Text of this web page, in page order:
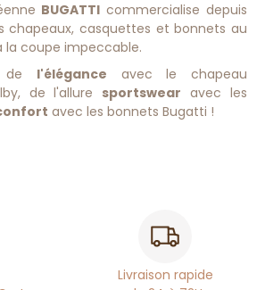
BUGATTI commercialise depuis
chapeaux, casquettes et bonnets au
coupe impeccable.
de l'élégance avec le chapeau
de l'allure sportswear avec les
avec les bonnets Bugatti !
Livraison rapide